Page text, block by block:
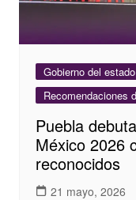
Gobierno del estado
Recomendaciones
Puebla
México 2026
reconocidos
21 mayo, 2026